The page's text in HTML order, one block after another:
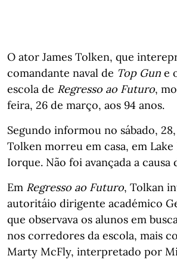
O ator James Tolken, que
comandante naval de Top Gun e
escola de Regresso ao Futuro,
feira, 26 de março, aos 94 anos.
Segundo informou no sábado,
Tolken morreu em casa, em Lake
Iorque. Não foi avançada a causa
Em Regresso ao Futuro, Tolkan
autoritáio dirigente académico
que observava os alunos em
nos corredores da escola, mais
Marty McFly, interpretado por